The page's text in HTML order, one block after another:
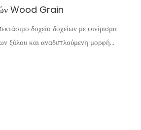
Wood Grain
δοχείο δοχείων με φινίρισμα
ξύλου και αναδιπλούμενη μορφή